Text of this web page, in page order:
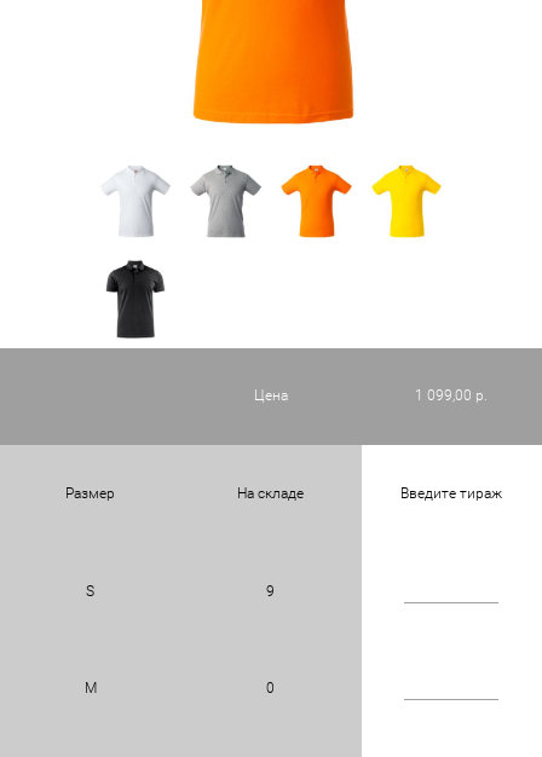
Цена 1 099,00 р.
Размер На складе Введите тираж
S 9
M 0